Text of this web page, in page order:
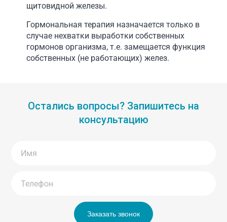
щитовидной железы.
Гормональная терапия назначается только в
случае нехватки выработки собственных
гормонов организма, т.е. замещается функция
собственных (не работающих) желез.
Остались вопросы? Запишитесь на
консультацию
Заказать звонок